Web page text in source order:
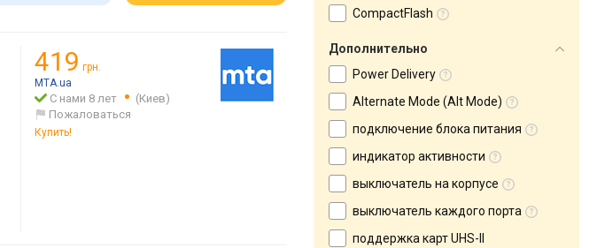
419 грн.
MTA.ua
С нами 8 лет
(Киев)
Пожаловаться
Купить!
CompactFlash
Дополнительно
Power Delivery
Alternate Mode (Alt Mode)
подключение блока питания
индикатор активности
выключатель на корпусе
выключатель каждого порта
поддержка карт UHS-II